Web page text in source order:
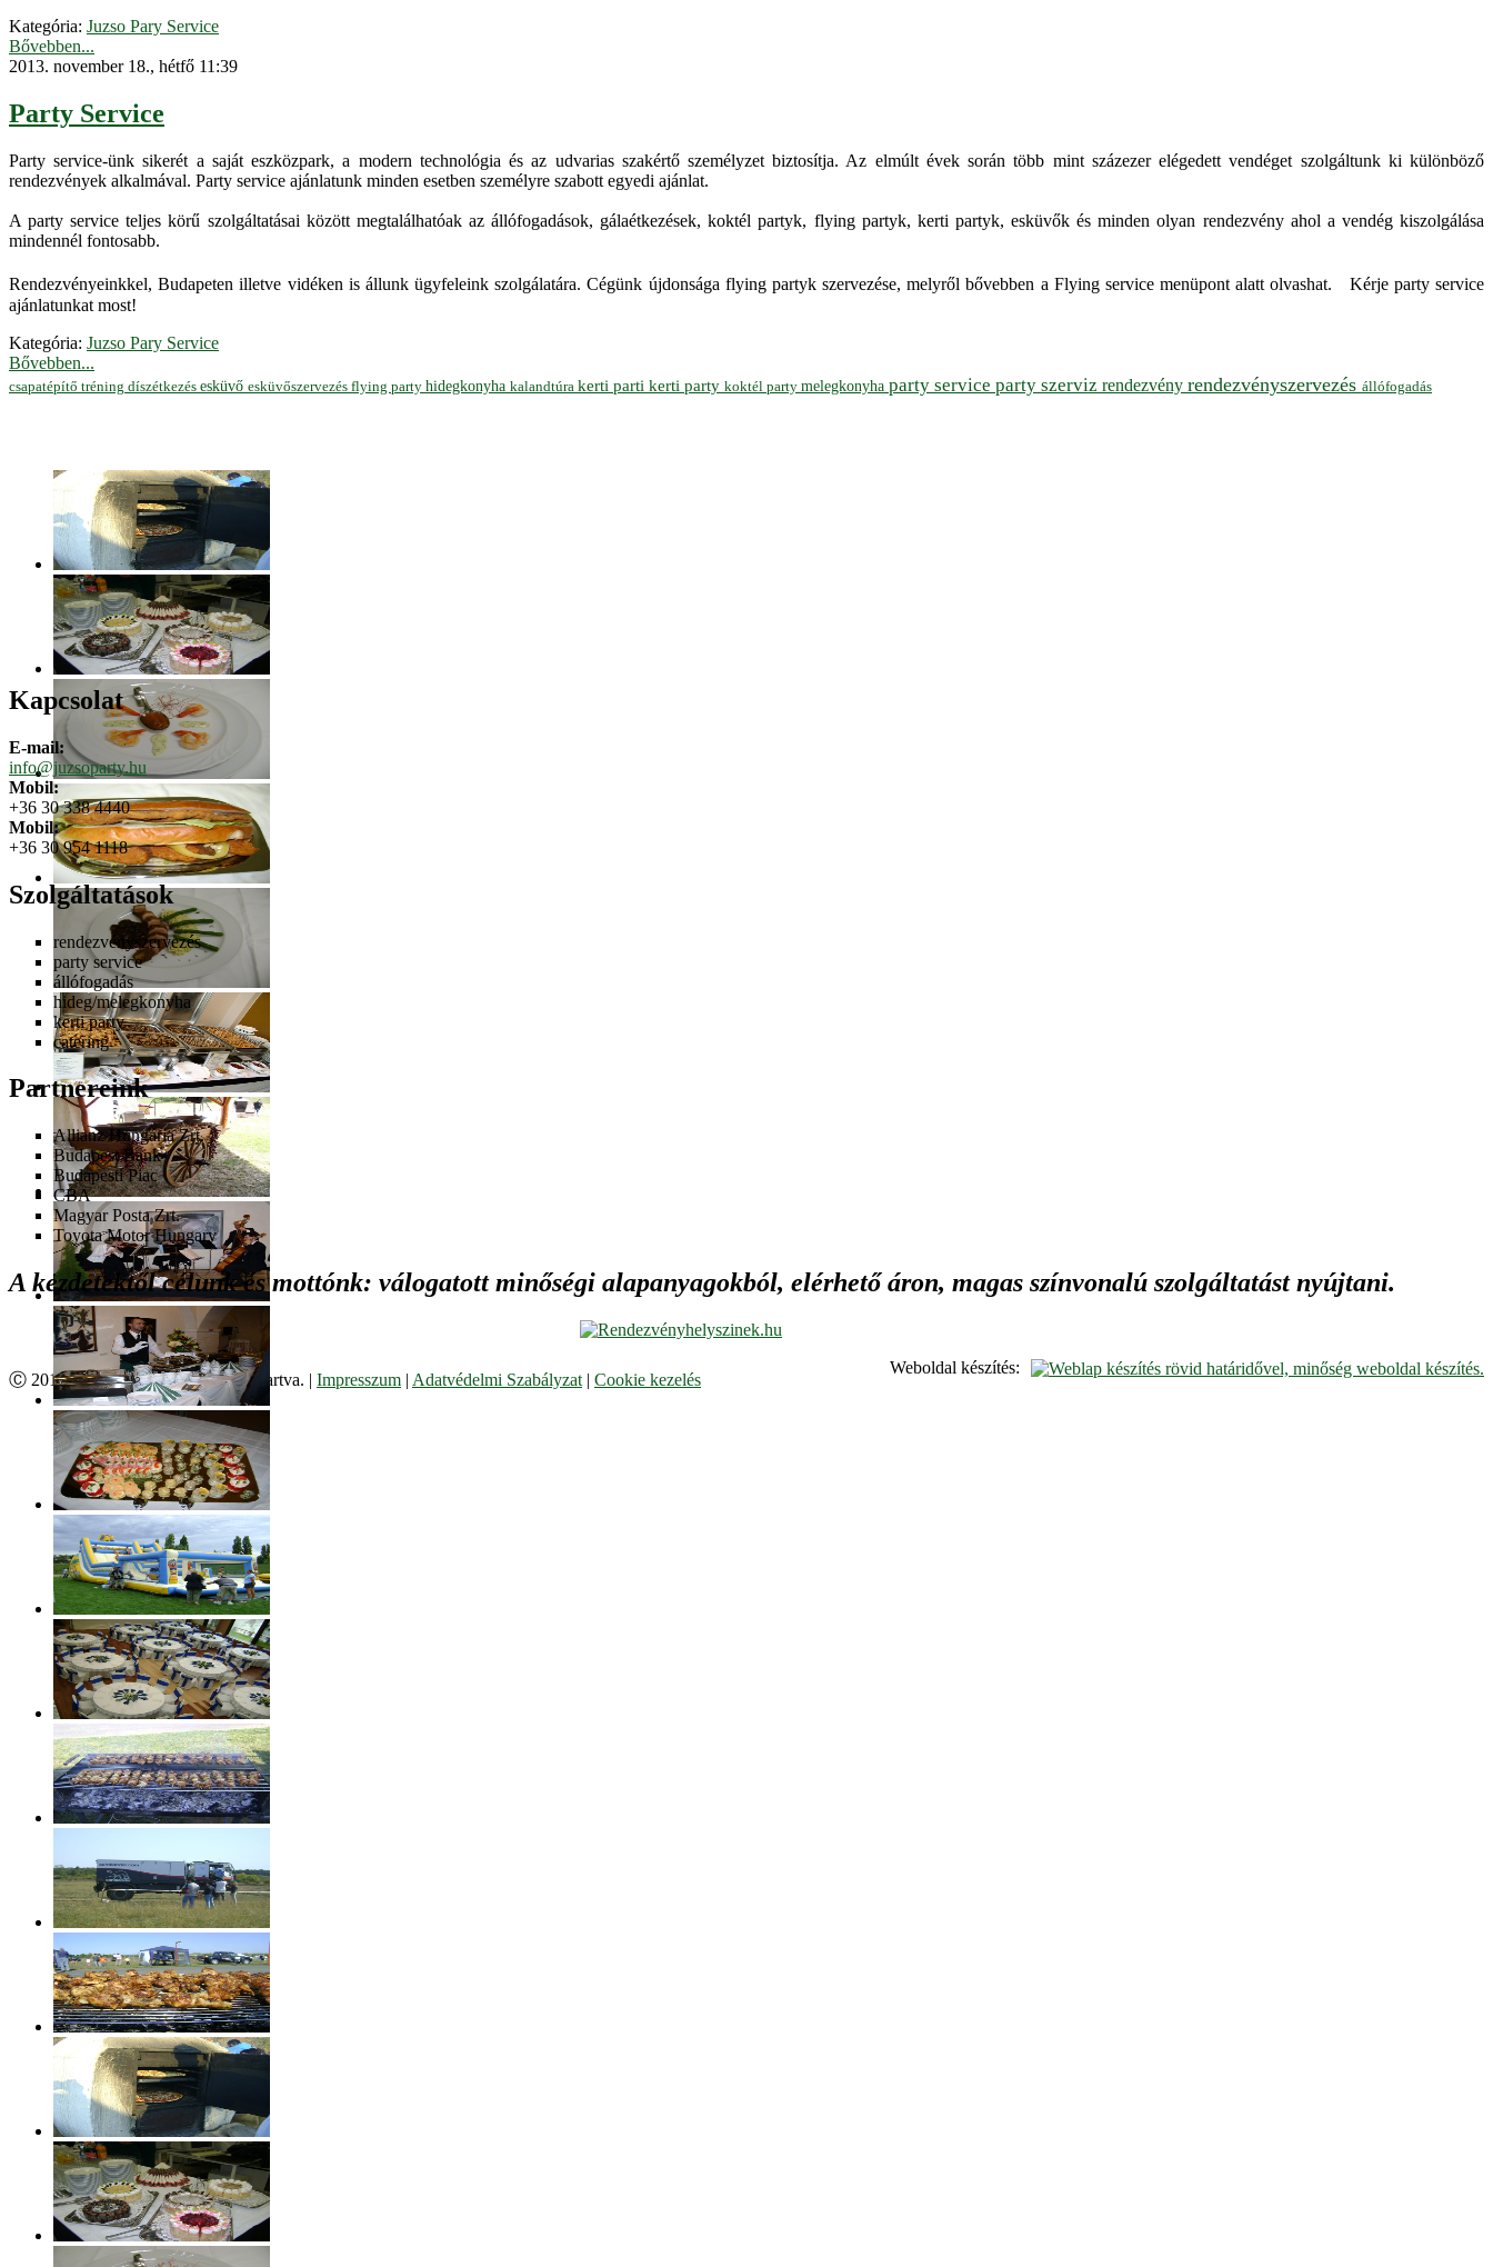
Kategória: Juzso Pary Service
Bővebben...
2013. november 18., hétfő 11:39
Party Service
Party service-ünk sikerét a saját eszközpark, a modern technológia és az udvarias szakértő személyzet biztosítja. Az elmúlt évek során több mint százezer elégedett vendéget szolgáltunk ki különböző
rendezvények alkalmával. Party service ajánlatunk minden esetben személyre szabott egyedi ajánlat.
A party service teljes körű szolgáltatásai között megtalálhatóak az állófogadások, gálaétkezések, koktél partyk, flying partyk, kerti partyk, esküvők és minden olyan rendezvény ahol a vendég kiszolgálása
mindennél fontosabb.
Rendezvényeinkkel, Budapeten illetve vidéken is állunk ügyfeleink szolgálatára. Cégünk újdonsága flying partyk szervezése, melyről bővebben a Flying service menüpont alatt olvashat. Kérje party service
ajánlatunkat most!
Kategória: Juzso Pary Service
Bővebben...
csapatépítő tréning díszétkezés esküvő esküvőszervezés flying party hidegkonyha kalandtúra kerti parti kerti party koktél party melegkonyha party service party szerviz rendezvény rendezvényszervezés állófogadás
Kapcsolat
E-mail:
info@juzsoparty.hu
Mobil:
+36 30 338 4440
Mobil:
+36 30 954 1118
Szolgáltatások
rendezvényszervezés
party service
állófogadás
hideg/melegkonyha
kerti party
catering
Partnereink
Allianz Hungária Zrt.
Budapest Bank
Budapesti Piac
CBA
Magyar Posta Zrt.
Toyota Motor Hungary
A kezdetektől célunk és mottónk: válogatott minőségi alapanyagokból, elérhető áron, magas színvonalú szolgáltatást nyújtani.
Ⓒ 2017. Juzso Bt. Minden jog fenntartva. | Impresszum | Adatvédelmi Szabályzat | Cookie kezelés
Weboldal készítés: